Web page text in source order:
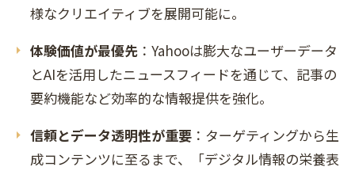
様なクリエイティブを展開可能に。
体験価値が最優先：Yahooは膨大なユーザーデータ
とAIを活用したニュースフィードを通じて、記事の
要約機能など効率的な情報提供を強化。
信頼とデータ透明性が重要：ターゲティングから生
成コンテンツに至るまで、「デジタル情報の栄養表